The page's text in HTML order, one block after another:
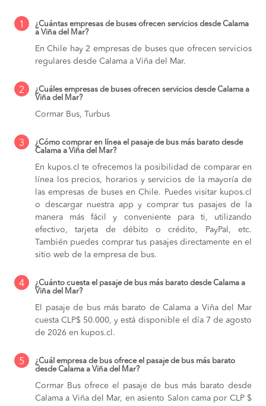
1
¿Cuántas empresas de buses ofrecen servicios desde Calama
a Viña del Mar?
En Chile hay 2 empresas de buses que ofrecen servicios
regulares desde Calama a Viña del Mar.
2
¿Cuáles empresas de buses ofrecen servicios desde Calama a
Viña del Mar?
Cormar Bus, Turbus
3
¿Cómo comprar en línea el pasaje de bus más barato desde
Calama a Viña del Mar?
En kupos.cl te ofrecemos la posibilidad de comparar en
línea los precios, horarios y servicios de la mayoría de
las empresas de buses en Chile. Puedes visitar kupos.cl
o descargar nuestra app y comprar tus pasajes de la
manera más fácil y conveniente para ti, utilizando
efectivo, tarjeta de débito o crédito, PayPal, etc.
También puedes comprar tus pasajes directamente en el
sitio web de la empresa de bus.
4
¿Cuánto cuesta el pasaje de bus más barato desde Calama a
Viña del Mar?
El pasaje de bus más barato de Calama a Viña del Mar
cuesta CLP$ 50.000, y está disponible el día 7 de agosto
de 2026 en kupos.cl.
5
¿Cuál empresa de bus ofrece el pasaje de bus más barato
desde Calama a Viña del Mar?
Cormar Bus ofrece el pasaje de bus más barato desde
Calama a Viña del Mar, en asiento Salon cama por CLP $